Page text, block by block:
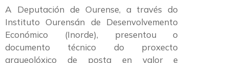
A Deputación de Ourense, a través do
Instituto Ourensán de Desenvolvemento
Económico (Inorde), presentou o
documento técnico do proxecto
arqueolóxico de posta en valor e